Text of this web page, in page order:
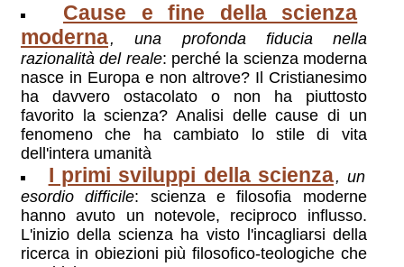
Cause e fine della scienza
moderna, una profonda fiducia nella
razionalità del reale: perché la scienza moderna
nasce in Europa e non altrove? Il Cristianesimo
ha davvero ostacolato o non ha piuttosto
favorito la scienza? Analisi delle cause di un
fenomeno che ha cambiato lo stile di vita
dell'intera umanità
I primi sviluppi della scienza, un
esordio difficile: scienza e filosofia moderne
hanno avuto un notevole, reciproco influsso.
L'inizio della scienza ha visto l'incagliarsi della
ricerca in obiezioni più filosofico-teologiche che